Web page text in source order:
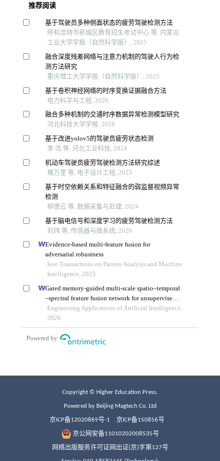
Copyright © Higher Education Press.
Powered by Beijing Magtech Co. Ltd
京ICP备12020869号-1 京ICP备150856号
京公网安备11010202008535号
网络出版服务许可证网出证(京)字第127号